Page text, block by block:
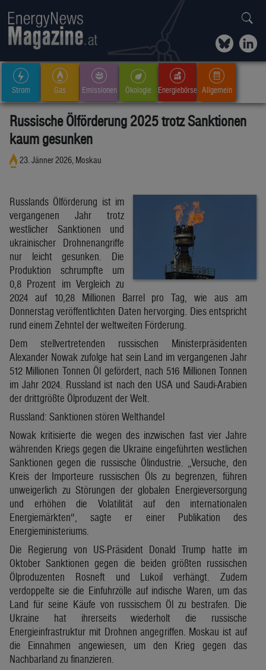
Strom Gas Emissionen Ökologie Energiebörse Allgemein
Russische Ölförderung 2025 trotz Sanktionen
kaum gesunken
23. Jänner 2026, Moskau
Russlands Ölförderung ist im
vergangenen Jahr trotz
westlicher Sanktionen und
ukrainischer Drohnenangriffe
nur leicht gesunken. Die
Produktion schrumpfte um
0,8 Prozent im Vergleich zu
2024 auf 10,28 Millionen Barrel pro Tag, wie aus am
Donnerstag veröffentlichten Daten hervorging. Dies entspricht
rund einem Zehntel der weltweiten Förderung.
Dem stellvertretenden russischen Ministerpräsidenten
Alexander Nowak zufolge hat sein Land im vergangenen Jahr
512 Millionen Tonnen Öl gefördert, nach 516 Millionen Tonnen
im Jahr 2024. Russland ist nach den USA und Saudi-Arabien
der drittgrößte Ölproduzent der Welt.
Russland: Sanktionen stören Welthandel
Nowak kritisierte die wegen des inzwischen fast vier Jahre
währenden Kriegs gegen die Ukraine eingeführten westlichen
Sanktionen gegen die russische Ölindustrie. „Versuche, den
Kreis der Importeure russischen Öls zu begrenzen, führen
unweigerlich zu Störungen der globalen Energieversorgung
und erhöhen die Volatilität auf den internationalen
Energiemärkten“, sagte er einer Publikation des
Energieministeriums.
Die Regierung von US-Präsident Donald Trump hatte im
Oktober Sanktionen gegen die beiden größten russischen
Ölproduzenten Rosneft und Lukoil verhängt. Zudem
verdoppelte sie die Einfuhrzölle auf indische Waren, um das
Land für seine Käufe von russischem Öl zu bestrafen. Die
Ukraine hat ihrerseits wiederholt die russische
Energieinfrastruktur mit Drohnen angegriffen. Moskau ist auf
die Einnahmen angewiesen, um den Krieg gegen das
Nachbarland zu finanzieren.